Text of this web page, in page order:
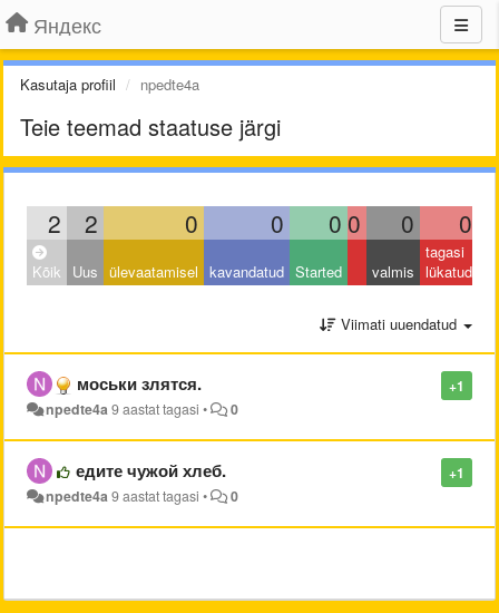
Яндекс
Kasutaja profiil npedte4a
Teie teemad staatuse järgi
2 2 0 0 0 0 0 0
Kõik Uus ülevaatamisel kavandatud Started valmis
tagasi
lükatud
Viimati uuendatud
+1
моськи злятся.
npedte4a9 aastat tagasi • 0
+1
едите чужой хлеб.
npedte4a9 aastat tagasi • 0